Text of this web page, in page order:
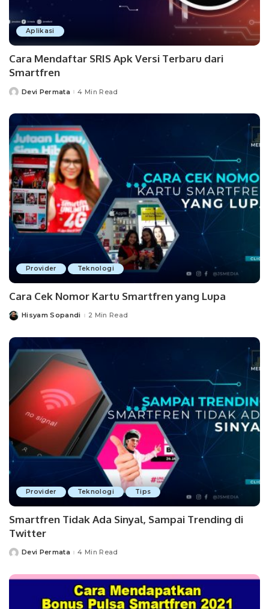
Aplikasi
Cara Mendaftar SRIS Apk Versi Terbaru dari
Smartfren
PostedDevi Permata 4 Min Read
Provider Teknologi
Cara Cek Nomor Kartu Smartfren yang Lupa
PostedHisyam Sopandi 2 Min Read
Provider Teknologi Tips
Smartfren Tidak Ada Sinyal, Sampai Trending di
Twitter
PostedDevi Permata 4 Min Read